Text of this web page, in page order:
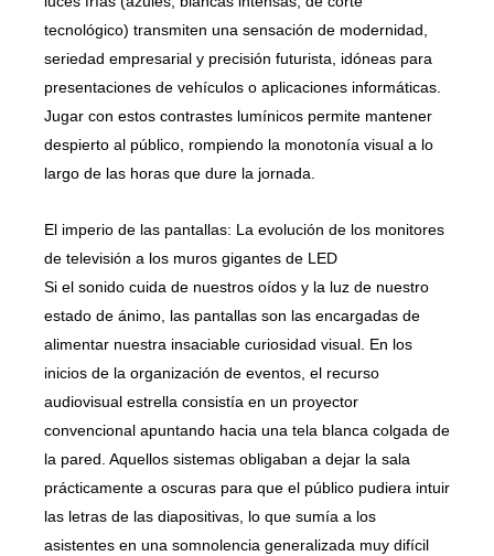
tecnológico) transmiten una sensación de modernidad,
seriedad empresarial y precisión futurista, idóneas para
presentaciones de vehículos o aplicaciones informáticas.
Jugar con estos contrastes lumínicos permite mantener
despierto al público, rompiendo la monotonía visual a lo
largo de las horas que dure la jornada.
El imperio de las pantallas: La evolución de los monitores
de televisión a los muros gigantes de LED
Si el sonido cuida de nuestros oídos y la luz de nuestro
estado de ánimo, las pantallas son las encargadas de
alimentar nuestra insaciable curiosidad visual. En los
inicios de la organización de eventos, el recurso
audiovisual estrella consistía en un proyector
convencional apuntando hacia una tela blanca colgada de
la pared. Aquellos sistemas obligaban a dejar la sala
prácticamente a oscuras para que el público pudiera intuir
las letras de las diapositivas, lo que sumía a los
asistentes en una somnolencia generalizada muy difícil